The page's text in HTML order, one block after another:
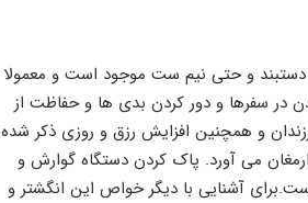
و حتی نیم ست موجود است و معمولا
در سفرها و دور کردن بدى ها و حفاظت از
و همچنین افزایش رزق و روزی ذکر شده
می آورد. پاک کردن دستگاه گوارش و
آشنایی با دیگر خواص این انگشتر و